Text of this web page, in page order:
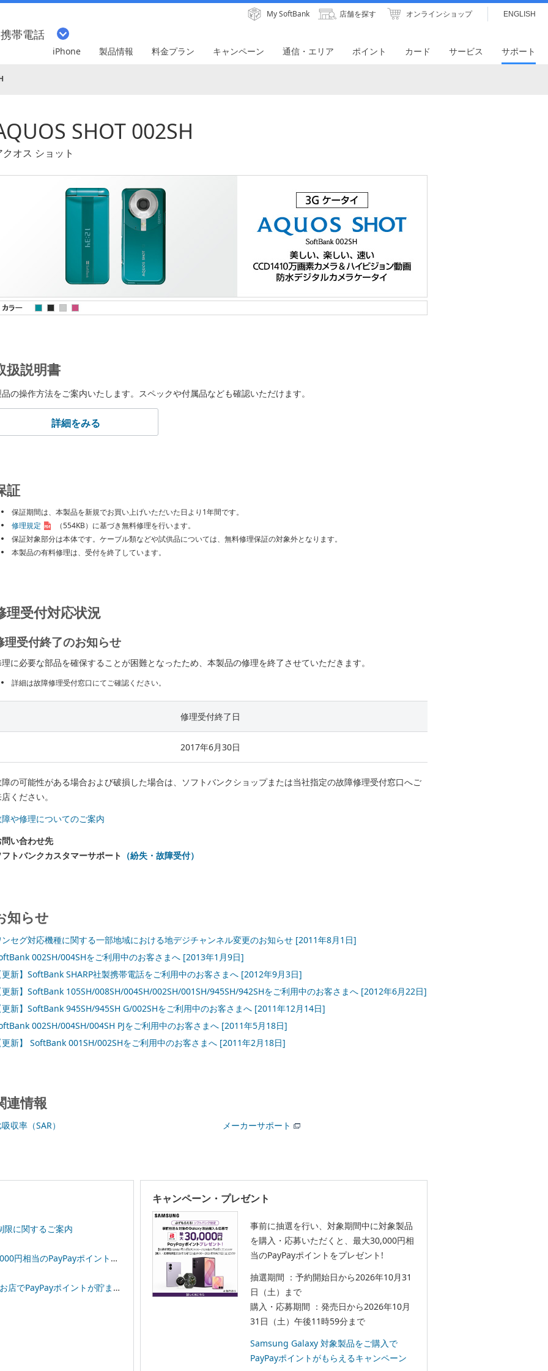
帯電話
My SoftBank 店舗を探す オンラインショップ ENGLISH
iPhone 製品情報 料金プラン キャンペーン 通信・エリア ポイント カード サービス サポート
SHOT 002SH
クオス ショット
扱説明書
の操作方法をご案内いたします。スペックや付属品なども確認いただけます。
詳細をみる
証
保証期間は、本製品を新規でお買い上げいただいた日より1年間です。
修理規定
（554KB） に基づき無料修理を行います。
保証対象部分は本体です。ケーブル類などや試供品については、無料修理保証の対象外となります。
本製品の有料修理は、受付を終了しています。
理受付対応状況
理受付終了のお知らせ
に必要な部品を確保することが困難となったため、本製品の修理を終了させていただきます。
詳細は故障修理受付窓口にてご確認ください。
修理受付終了日
2017年6月30日
の可能性がある場合および破損した場合は、ソフトバンクショップまたは当社指定の故障修理受付窓口へご
ください。
や修理についてのご案内
問い合わせ先
フトバンクカスタマーサポート （紛失・故障受付）
知らせ
ンセグ対応機種に関する一部地域における地デジチャンネル変更のお知らせ [2011年8月1日]
002SH/004SHをご利用中のお客さまへ [2013年1月9日]
更新】SoftBank SHARP社製携帯電話をご利用中のお客さまへ [2012年9月3日]
更新】SoftBank 105SH/008SH/004SH/002SH/001SH/945SH/942SHをご利用中のお客さまへ [2012年6月22日]
更新】SoftBank 945SH/945SH G/002SHをご利用中のお客さまへ [2011年12月14日]
002SH/004SH/004SH PJをご利用中のお客さまへ [2011年5月18日]
更新】 SoftBank 001SH/002SHをご利用中のお客さまへ [2011年2月18日]
連情報
収率（SAR） メーカーサポート
限に関するご案内
のPayPayポイントプレゼント！
が貯まる！「スーパーPayPayクーポン」
キャンペーン・プレゼント
事前に抽選を行い、対象期間中に対象製品
を購入・応募いただくと、最大30,000円相
当のPayPayポイントをプレゼント!
抽選期間 ：予約開始日から2026年10月31
日（土）まで
購入・応募期間 ：発売日から2026年10月
31日（土）午後11時59分まで
Samsung Galaxy 対象製品をご購入で
PayPayポイントがもらえるキャンペーン